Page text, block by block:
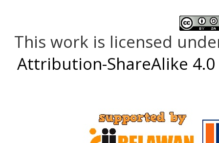
This work is licensed
Attribution-ShareAlike